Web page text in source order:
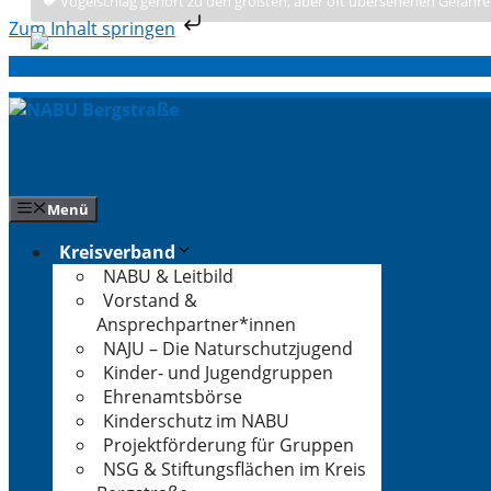
Zum Inhalt springen
Zum
Inhalt
springen
Menü
Kreisverband
NABU & Leitbild
Vorstand &
Ansprechpartner*innen
NAJU – Die Naturschutzjugend
Kinder- und Jugendgruppen
Ehrenamtsbörse
Kinderschutz im NABU
Projektförderung für Gruppen
NSG & Stiftungsflächen im Kreis